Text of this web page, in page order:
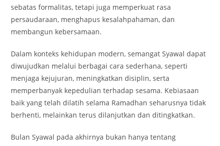
sebatas formalitas, tetapi juga memperkuat rasa
persaudaraan, menghapus kesalahpahaman, dan
membangun kebersamaan.
Dalam konteks kehidupan modern, semangat Syawal dapat
diwujudkan melalui berbagai cara sederhana, seperti
menjaga kejujuran, meningkatkan disiplin, serta
memperbanyak kepedulian terhadap sesama. Kebiasaan
baik yang telah dilatih selama Ramadhan seharusnya tidak
berhenti, melainkan terus dilanjutkan dan ditingkatkan.
Bulan Syawal pada akhirnya bukan hanya tentang